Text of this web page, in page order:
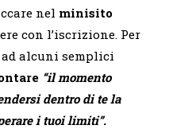
nel minisito
con l’iscrizione. Per
alcuni semplici
“il momento
dentro di te la
i tuoi limiti”.